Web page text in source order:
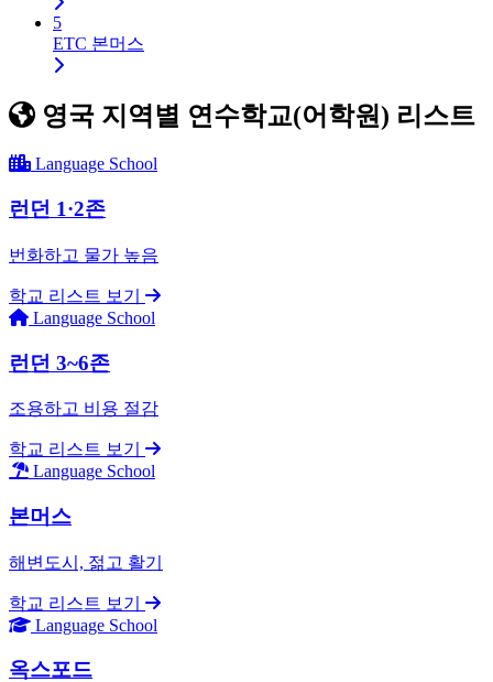
5
ETC 본머스
영국 어학연수 및 유학 전문 영
영국 지역별 연수학교(어학원) 리스트
Language School
런던 1·2존
번화하고 물가 높음
학교 리스트 보기
Language School
런던 3~6존
조용하고 비용 절감
학교 리스트 보기
Language School
본머스
해변도시, 젊고 활기
학교 리스트 보기
Language School
옥스포드